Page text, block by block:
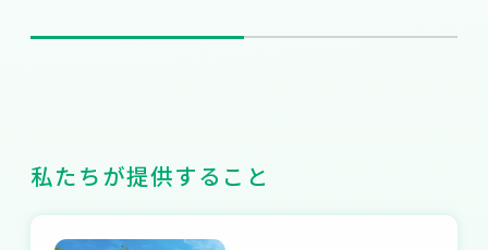
私たちが提供すること